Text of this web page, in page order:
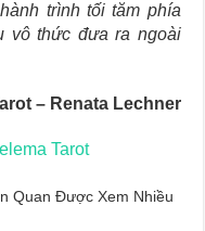
trình tối tăm phía
vô thức đưa ra ngoài
– Renata Lechner
Tarot
Quan Được Xem Nhiều